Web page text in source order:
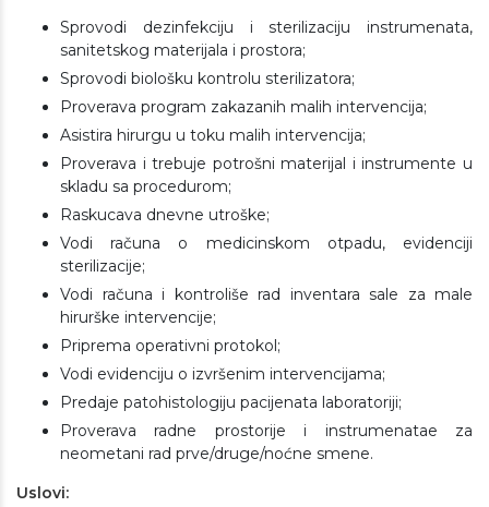
Sprovodi dezinfekciju i sterilizaciju instrumenata,
sanitetskog materijala i prostora;
Sprovodi biološku kontrolu sterilizatora;
Proverava program zakazanih malih intervencija;
Asistira hirurgu u toku malih intervencija;
Proverava i trebuje potrošni materijal i instrumente u
skladu sa procedurom;
Raskucava dnevne utroške;
Vodi računa o medicinskom otpadu, evidenciji
sterilizacije;
Vodi računa i kontroliše rad inventara sale za male
hirurške intervencije;
Priprema operativni protokol;
Vodi evidenciju o izvršenim intervencijama;
Predaje patohistologiju pacijenata laboratoriji;
Proverava radne prostorije i instrumenatae za
neometani rad prve/druge/noćne smene.
Uslovi: